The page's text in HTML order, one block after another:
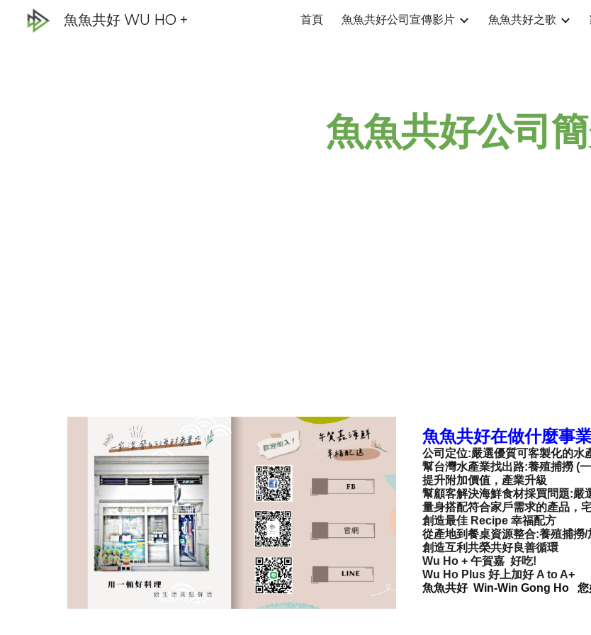
Skip to main content Skip
魚魚共好 WU HO + 首頁 魚魚共好公司宣傳影片 魚魚共好之歌
魚魚共好公司
魚魚共好在做什麼事
公司定位:嚴選優質可客製化的水
幫台灣水產業找出路:養殖捕撈 (
提升附加價值，產業升級
幫顧客解決海鮮食材採買問題:嚴
量身搭配符合家戶需求的產品，
創造最佳 Recipe 幸福配方
從產地到餐桌資源整合:養殖捕撈/
創造互利共榮共好良善循環
Wu Ho + 午賀嘉 好吃!
Wu Ho Plus 好上加好 A to A+
魚魚共好 Win-Win Gong Ho 您